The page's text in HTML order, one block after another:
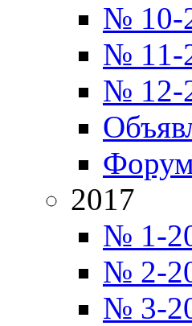
№ 10-
№ 11-
№ 12-
2017
№ 1-
№ 2-
№ 3-